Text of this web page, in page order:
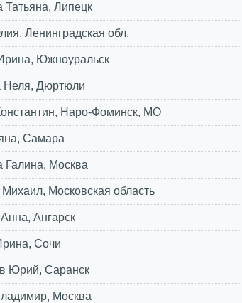
Татьяна, Липецк
Ленинградская обл.
Южноуральск
Неля, Дюртюли
Наро-Фоминск, МО
Самара
Галина, Москва
Московская область
Ангарск
Сочи
Юрий, Саранск
Москва